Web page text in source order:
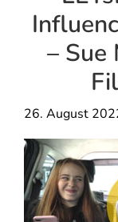
– Sue
26. August